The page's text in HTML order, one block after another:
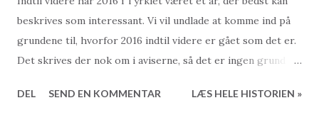
beskrives som interessant. Vi vil undlade at komme ind på
grundene til, hvorfor 2016 indtil videre er gået som det er.
Det skrives der nok om i aviserne, så det er ingen grund til
hvordan vi tror resten af året kommer til at gå for
DEL SEND EN KOMMENTAR LÆS HELE HISTORIEN »